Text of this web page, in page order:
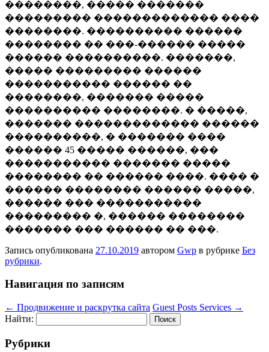
��������, ����� �������
��������� ������������� ����
��������. ���������� ������
�������� �� ���-������ �����
������ ����������. �������,
����� ��������� ������
����������� ������ ��
��������, ������� �����
���������� ��������. � �����,
������� ������������� ������
����������, � ������� ����
������ 45 ����� ������, ���
����������� ������� �����
�������� �� ������ ����. ���� �
������ �������� ������ �����,
������ ��� �����������
��������� �, ������ ��������
������� ��� ������ �� ���.
Запись опубликована 27.10.2019 автором Gwp в рубрике Без
рубрики.
Навигация по записям
← Продвижение и раскрутка сайта Guest Posts Services →
Найти:
Рубрики